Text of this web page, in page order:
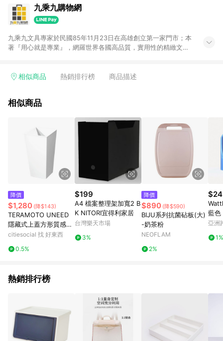
九乘九購物網
九乘九文具專家於民國85年11月23日在高雄創立第一家門市；本
著『用心就是專業』，網羅世界各國高品質，實用性的精緻文具
非店舖通路及整合虛實行銷為目標，並以完整的物流倉儲系統，
才享有回饋，點數將於廠商出貨後 30 天前後發送。 (2) 門市訂
導購資格。 (3) 使用九乘九APP下單，將無法獲得點數回饋。
相似商品 熱銷排行榜 商品描述
相似商品
降價
$1,280 (降$143)
TERAMOTO UNEED
隱藏式上蓋方形質感垃
圾桶-大(白/黑) UNEE
citiesocial 找 好東西
0.5%
$199
A4 檔案整理架加寬2 B
K NITORI宜得利家居
台灣樂天市場
3%
降價
$890 (降$590)
BIJU系列抗菌砧板(大)
-奶茶粉
NEOFLAM
2%
藍色
亞洲
1%
熱銷排行榜